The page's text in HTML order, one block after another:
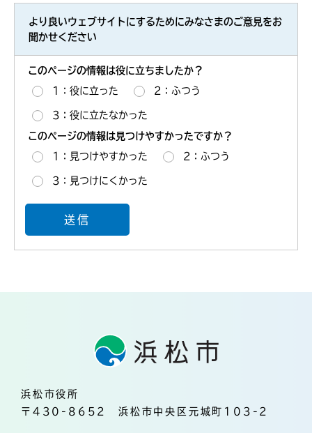
より良いウェブサイトにするためにみなさまのご意見をお
聞かせください
このページの情報は役に立ちましたか？
1：役に立った 2：ふつう
3：役に立たなかった
このページの情報は見つけやすかったですか？
1：見つけやすかった 2：ふつう
3：見つけにくかった
浜松市役所
〒430-8652 浜松市中央区元城町103-2